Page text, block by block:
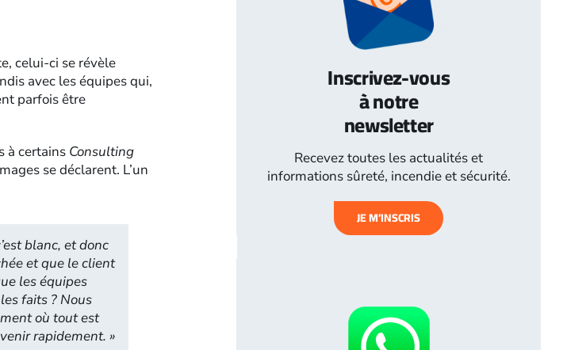
celui-ci se révèle
avec les équipes qui,
parfois être
à certains Consulting
se déclarent. L’un
blanc, et donc
et que le client
les équipes
faits ? Nous
où tout est
rapidement. »
Inscrivez-vous
à notre
newsletter
Recevez toutes les actualités et
informations sûreté, incendie et sécurité.
JE M’INSCRIS